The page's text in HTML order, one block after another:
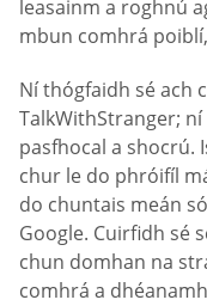
leasainm a roghnú
mbun comhrá
Ní thógfaidh sé ach
TalkWithStranger;
pasfhocal a shocrú.
chur le do phróifíl
do chuntais meán
Google. Cuirfidh sé
chun domhan na
comhrá a